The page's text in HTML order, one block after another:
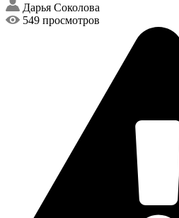
Дарья Соколова
549 просмотров